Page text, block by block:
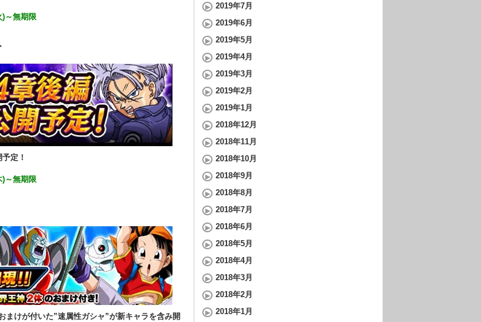
)～無期限
定！
)～無期限
まけが付いた”速属性ガシャ”が新キャラを含み開
2019年7月
2019年6月
2019年5月
2019年4月
2019年3月
2019年2月
2019年1月
2018年12月
2018年11月
2018年10月
2018年9月
2018年8月
2018年7月
2018年6月
2018年5月
2018年4月
2018年3月
2018年2月
2018年1月